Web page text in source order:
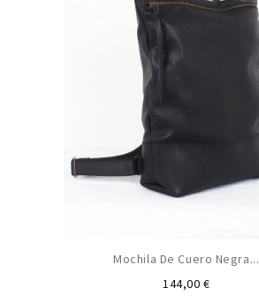
Mochila De Cuero Negra...
144,00 €Preu